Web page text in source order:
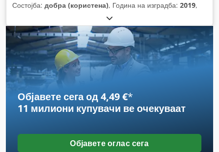
Состојба: добра (користена), Година на изградба: 2019,
Објавете сега од 4,49 €*
11 милиони купувачи ве очекуваат
Објавете оглас сега